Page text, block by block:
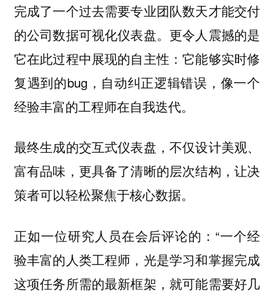
完成了一个过去需要专业团队数天才能交付
的公司数据可视化仪表盘。更令人震撼的是
它在此过程中展现的自主性：它能够实时修
复遇到的bug，自动纠正逻辑错误，像一个
经验丰富的工程师在自我迭代。
最终生成的交互式仪表盘，不仅设计美观、
富有品味，更具备了清晰的层次结构，让决
策者可以轻松聚焦于核心数据。
正如一位研究人员在会后评论的：“一个经
验丰富的人类工程师，光是学习和掌握完成
这项任务所需的最新框架，就可能需要好几